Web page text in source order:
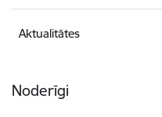
Aktualitātes
Noderīgi